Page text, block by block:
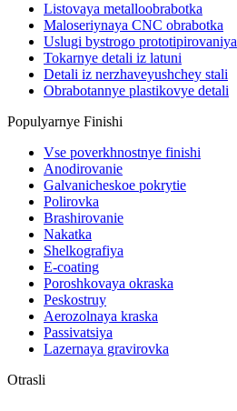
Listovaya metalloobrabotka
Maloseriynaya CNC obrabotka
Uslugi bystrogo prototipirovaniya
Tokarnye detali iz latuni
Detali iz nerzhaveyushchey stali
Obrabotannye plastikovye detali
Populyarnye Finishi
Vse poverkhnostnye finishi
Anodirovanie
Galvanicheskoe pokrytie
Polirovka
Brashirovanie
Nakatka
Shelkografiya
E-coating
Poroshkovaya okraska
Peskostruy
Aerozolnaya kraska
Passivatsiya
Lazernaya gravirovka
Otrasli